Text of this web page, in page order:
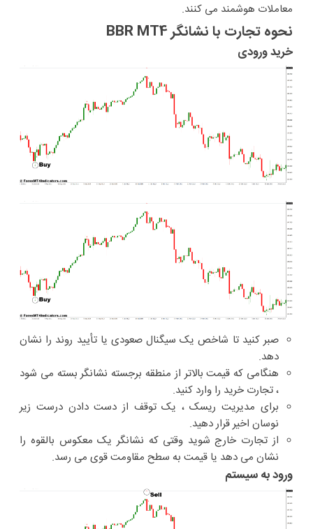
معاملات هوشمند می کنند.
نحوه تجارت با نشانگر BBR MT4
خرید ورودی
صبر کنید تا شاخص یک سیگنال صعودی یا تأیید روند را نشان
دهد.
هنگامی که قیمت بالاتر از منطقه برجسته نشانگر بسته می شود
، تجارت خرید را وارد کنید.
برای مدیریت ریسک ، یک توقف از دست دادن درست زیر
نوسان اخیر قرار دهید.
از تجارت خارج شوید وقتی که نشانگر یک معکوس بالقوه را
نشان می دهد یا قیمت به سطح مقاومت قوی می رسد.
ورود به سیستم